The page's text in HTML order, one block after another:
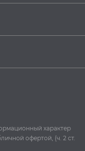
характер
офертой, (ч. 2 ст.